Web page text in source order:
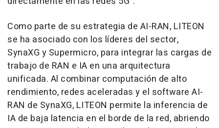
Como parte de su estrategia de AI-RAN, LITEON
se ha asociado con los líderes del sector,
SynaXG y Supermicro, para integrar las cargas de
trabajo de RAN e IA en una arquitectura
unificada. Al combinar computación de alto
rendimiento, redes aceleradas y el software AI-
RAN de SynaXG, LITEON permite la inferencia de
IA de baja latencia en el borde de la red, abriendo